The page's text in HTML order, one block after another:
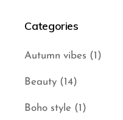
Categories
Autumn vibes (1)
Beauty (14)
Boho style (1)